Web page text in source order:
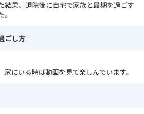
結果、退院後に自宅で家族と最期を過ごす
ごし方
家にいる時は動画を見て楽しんでいます。